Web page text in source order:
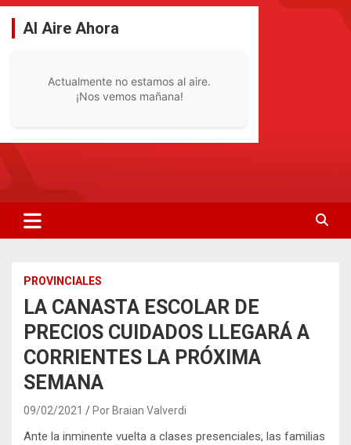
Saltar
contenido
Al Aire Ahora
Actualmente no estamos al aire.
¡Nos vemos mañana!
PROVINCIALES
LA CANASTA ESCOLAR DE
PRECIOS CUIDADOS LLEGARÁ A
CORRIENTES LA PRÓXIMA
SEMANA
09/02/2021 Por Braian Valverdi
Ante la inminente vuelta a clases presenciales, las familias